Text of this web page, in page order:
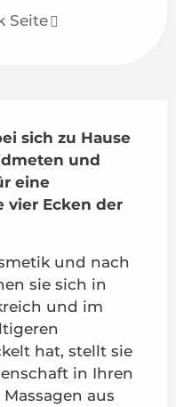
Seite
sich zu Hause
und
eine
vier Ecken der
und nach
sie sich in
und im
hat, stellt sie
in Ihren
aus